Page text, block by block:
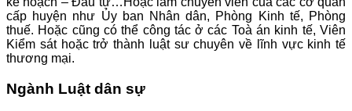
cấp huyện như Ủy ban Nhân dân, Phòng Kinh tế, Phòng
thuế. Hoặc cũng có thể công tác ở các Toà án kinh tế, Viên
Kiểm sát hoặc trở thành luật sư chuyên về lĩnh vực kinh tế
thương mại.
Ngành Luật dân sự